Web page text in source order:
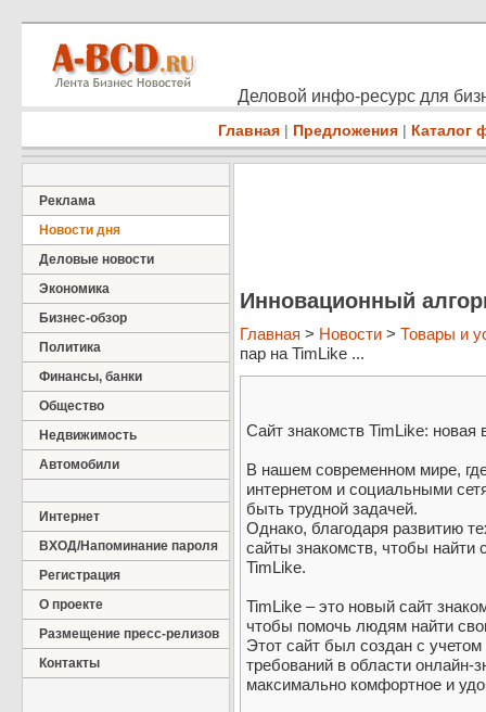
Деловой инфо-ресурс для
Главная | Предложения | Каталог
Реклама
Новости дня
Деловые новости
Экономика
Бизнес-обзор
Политика
Финансы, банки
Общество
Недвижимость
Автомобили
Интернет
ВХОД/Напоминание пароля
Регистрация
О проекте
Размещение пресс-релизов
Контакты
Инновационный
Главная > Новости > Товары и
пар на TimLike ...
Сайт знакомств TimLike:
В нашем современном мире,
интернетом и социальными
быть трудной задачей.
Однако, благодаря развитию
сайты знакомств, чтобы найти
TimLike.
TimLike – это новый сайт
чтобы помочь людям найти
Этот сайт был создан с
требований в области онлайн-
максимально комфортное и